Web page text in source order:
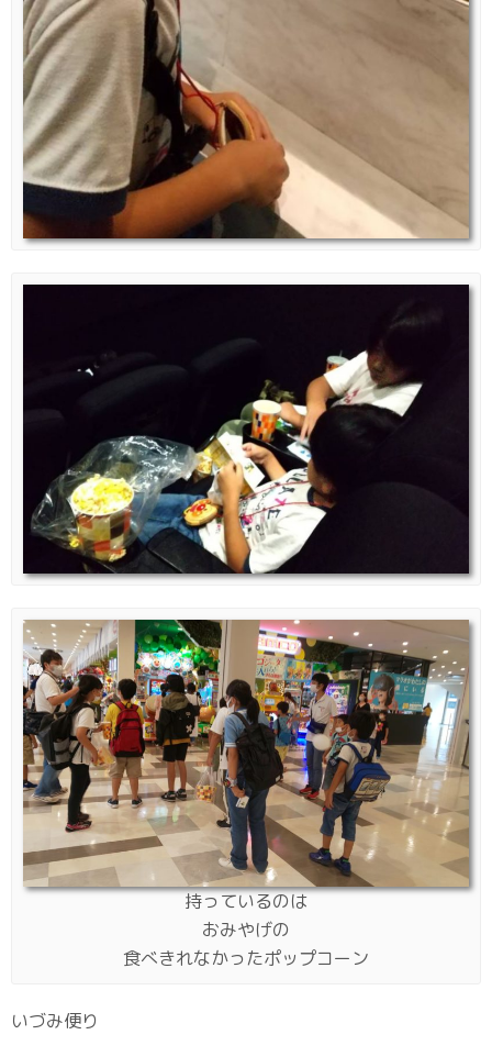
持っているのは
おみやげの
食べきれなかったポップコーン
いづみ便り